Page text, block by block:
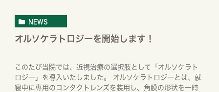
NEWS
オルソケラトロジーを開始します！
このたび当院では、近視治療の選択肢として「オルソケラト
ロジー」を導入いたしました。 オルソケラトロジーとは、就
寝中に専用のコンタクトレンズを装用し、角膜の形状を一時